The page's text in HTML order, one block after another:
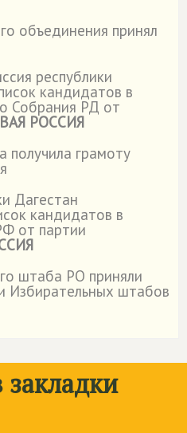
объединения принял
республики
кандидатов в
Собрания РД от
РОССИЯ
получила грамоту
Дагестан
кандидатов в
от партии
штаба РО приняли
Избирательных штабов
закладки